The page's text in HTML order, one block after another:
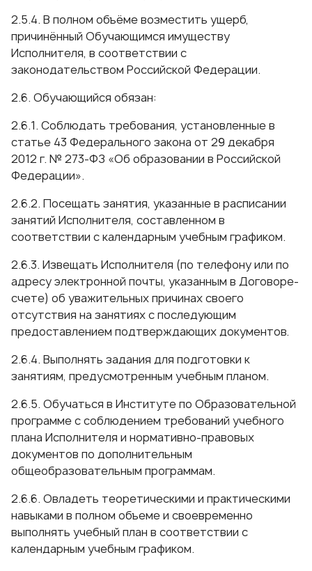
2.5.4. В полном объёме возместить ущерб,
причинённый Обучающимся имуществу
Исполнителя, в соответствии с
законодательством Российской Федерации.
2.6. Обучающийся обязан:
2.6.1. Соблюдать требования, установленные в
статье 43 Федерального закона от 29 декабря
2012 г. № 273-ФЗ «Об образовании в Российской
Федерации».
2.6.2. Посещать занятия, указанные в расписании
занятий Исполнителя, составленном в
соответствии с календарным учебным графиком.
2.6.3. Извещать Исполнителя (по телефону или по
адресу электронной почты, указанным в Договоре-
счете) об уважительных причинах своего
отсутствия на занятиях с последующим
предоставлением подтверждающих документов.
2.6.4. Выполнять задания для подготовки к
занятиям, предусмотренным учебным планом.
2.6.5. Обучаться в Институте по Образовательной
программе с соблюдением требований учебного
плана Исполнителя и нормативно-правовых
документов по дополнительным
общеобразовательным программам.
2.6.6. Овладеть теоретическими и практическими
навыками в полном объеме и своевременно
выполнять учебный план в соответствии с
календарным учебным графиком.